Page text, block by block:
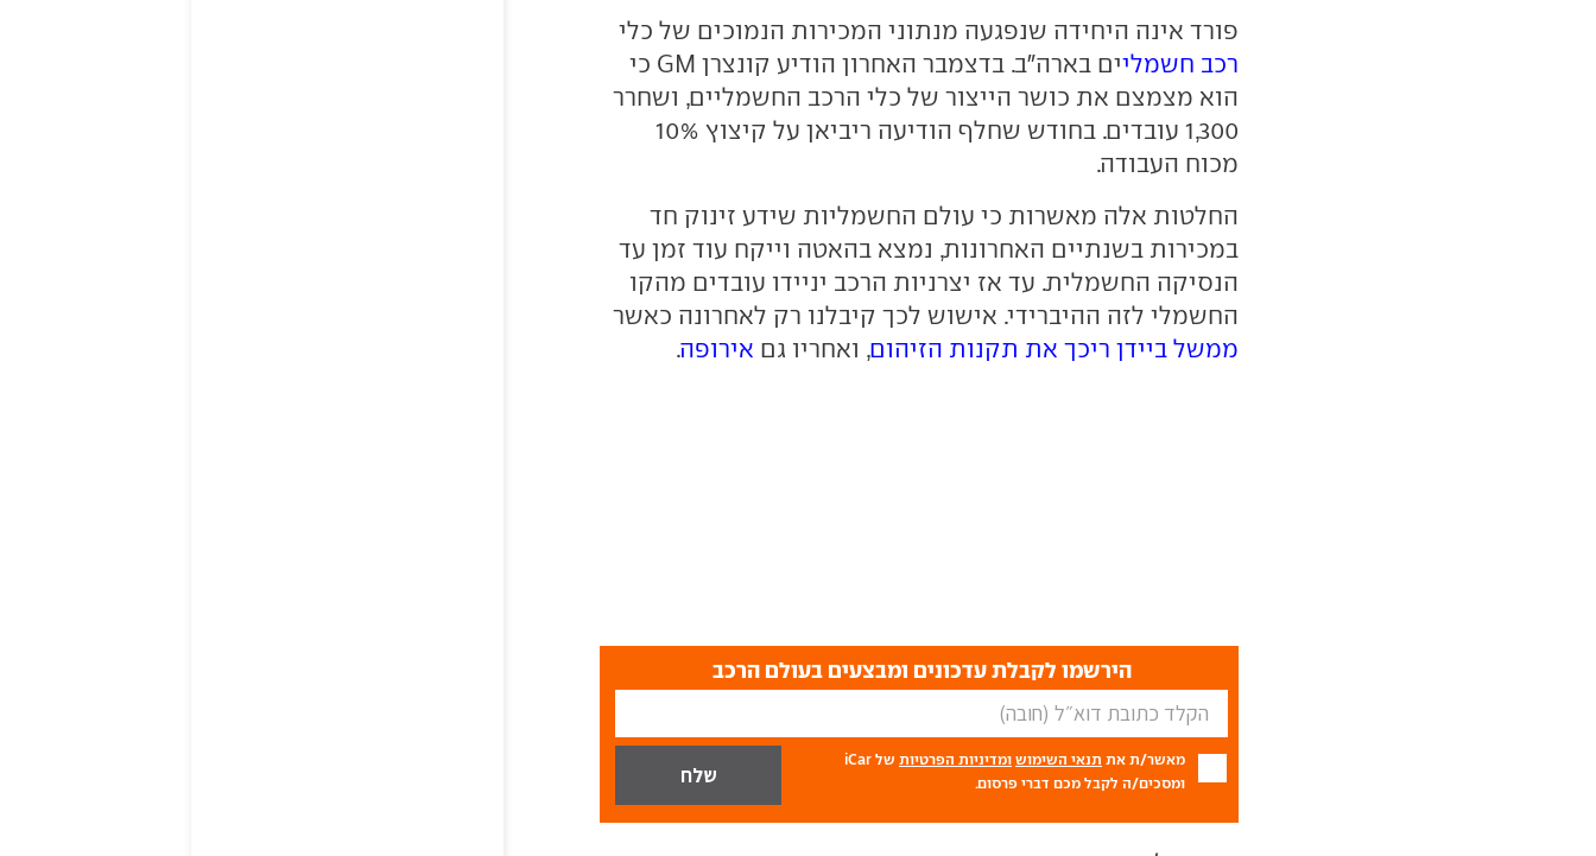
פורד אינה היחידה שנפגעה מנתוני המכירות הנמוכים של כלי
רכב חשמלי
ים בארה"ב. בדצמבר האחרון הודיע קונצרן GM כי
הוא מצמצם את כושר הייצור של כלי הרכב החשמליים, ושחרר
1,300 עובדים. בחודש שחלף הודיעה ריביאן על קיצוץ 10%
מכוח העבודה.
החלטות אלה מאשרות כי עולם החשמליות שידע זינוק חד
במכירות בשנתיים האחרונות, נמצא בהאטה וייקח עוד זמן עד
הנסיקה החשמלית. עד אז יצרניות הרכב יניידו עובדים מהקו
החשמלי לזה ההיברידי. אישוש לכך קיבלנו רק לאחרונה כאשר
ממשל ביידן ריכך את תקנות הזיהום, ואחריו גם אירופה.
הירשמו לקבלת עדכונים ומבצעים בעולם הרכב
מאשר/ת את תנאי השימוש ומדיניות הפרטיות
של iCar
ומסכים/ה לקבל מכם דברי פרסום.